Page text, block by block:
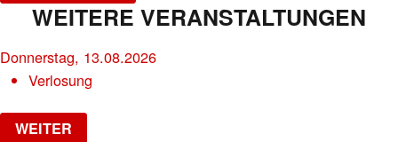
WEITERE VERANSTALTUNGEN
Donnerstag, 13.08.2026
Verlosung
WEITER